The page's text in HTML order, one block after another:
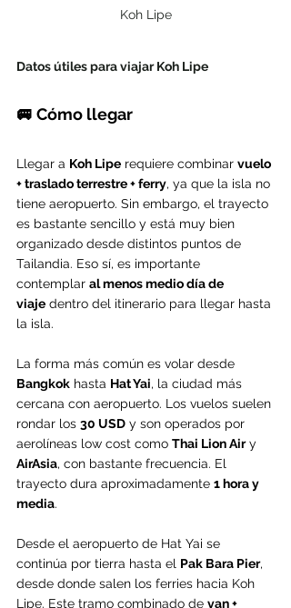
Koh Lipe
Datos útiles para viajar Koh Lipe
🚐 Cómo llegar
Llegar a Koh Lipe requiere combinar vuelo
+ traslado terrestre + ferry, ya que la isla no
tiene aeropuerto. Sin embargo, el trayecto
es bastante sencillo y está muy bien
organizado desde distintos puntos de
Tailandia. Eso sí, es importante
contemplar al menos medio día de
viaje dentro del itinerario para llegar hasta
la isla.
La forma más común es volar desde
Bangkok hasta Hat Yai, la ciudad más
cercana con aeropuerto. Los vuelos suelen
rondar los 30 USD y son operados por
aerolíneas low cost como Thai Lion Air y
AirAsia, con bastante frecuencia. El
trayecto dura aproximadamente 1 hora y
media.
Desde el aeropuerto de Hat Yai se
continúa por tierra hasta el Pak Bara Pier,
desde donde salen los ferries hacia Koh
Lipe. Este tramo combinado de van +